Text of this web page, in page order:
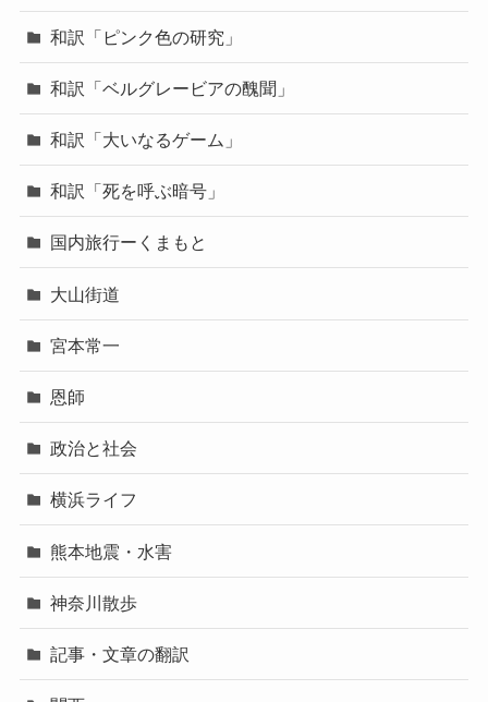
和訳「ピンク色の研究」
和訳「ベルグレービアの醜聞」
和訳「大いなるゲーム」
和訳「死を呼ぶ暗号」
国内旅行ーくまもと
大山街道
宮本常一
恩師
政治と社会
横浜ライフ
熊本地震・水害
神奈川散歩
記事・文章の翻訳